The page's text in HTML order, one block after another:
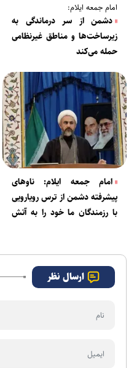
امام جمعه ایلام:
دشمن از سر درماندگی به
زیرساخت‌ها و مناطق غیرنظامی
حمله می‌کند
امام جمعه ایلام: ناو‌های
پیشرفته دشمن از ترس رویارویی
با رزمندگان ما خود را به آتش
ارسال نظر